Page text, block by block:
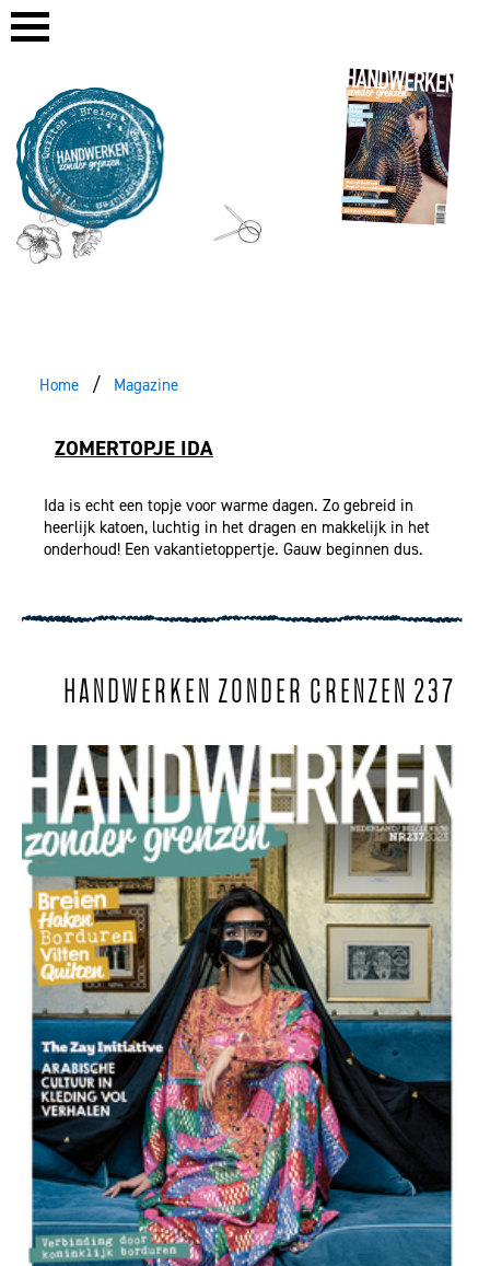
Home Magazine
ZOMERTOPJE IDA
Ida is echt een topje voor warme dagen. Zo gebreid in
heerlijk katoen, luchtig in het dragen en makkelijk in het
onderhoud! Een vakantietoppertje. Gauw beginnen dus.
HANDWERKEN ZONDER GRENZEN 237